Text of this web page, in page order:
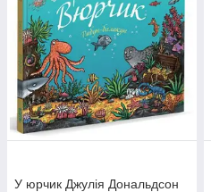
У юрчик Джулія Дональдсон